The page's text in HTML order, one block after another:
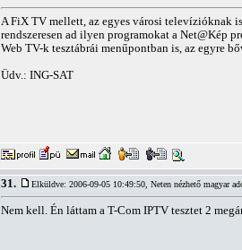
A FiX TV mellett, az egyes városi televízióknak
rendszeresen ad ilyen programokat a Net@Kép
Web TV-k tesztábrái menűpontban is, az egyre
Üdv.: ING-SAT
31. Elküldve: 2006-09-05 10:49:50, Neten nézhető magyar
Nem kell. Én láttam a T-Com IPTV tesztet 2